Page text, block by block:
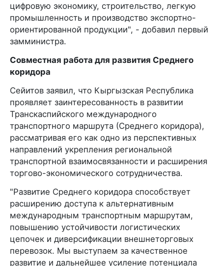
цифровую экономику, строительство, легкую
промышленность и производство экспортно-
ориентированной продукции", - добавил первый
замминистра.
Совместная работа для развития Среднего
коридора
Сейитов заявил, что Кыргызская Республика
проявляет заинтересованность в развитии
Транскаспийского международного
транспортного маршрута (Среднего коридора),
рассматривая его как одно из перспективных
направлений укрепления региональной
транспортной взаимосвязанности и расширения
торгово-экономического сотрудничества.
"Развитие Среднего коридора способствует
расширению доступа к альтернативным
международным транспортным маршрутам,
повышению устойчивости логистических
цепочек и диверсификации внешнеторговых
перевозок. Мы выступаем за качественное
развитие и дальнейшее усиление потенциала